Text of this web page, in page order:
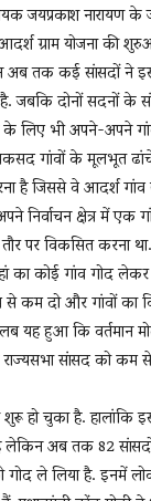
जयप्रकाश नारायण
आदर्श ग्राम योजना
तक कई सांसदों ने
है. जबकि दोनों सदनों
के लिए भी अपने-अपने
गांवों के मूलभूत
है जिससे वे आदर्श
निर्वाचन क्षेत्र में एक
पर विकसित करना
कोई गांव गोद लेकर
दो और गांवों का
यह हुआ कि वर्तमान
सांसद को कम
हो चुका है.
लेकिन अब तक 82
गोद ले लिया है. इनमें